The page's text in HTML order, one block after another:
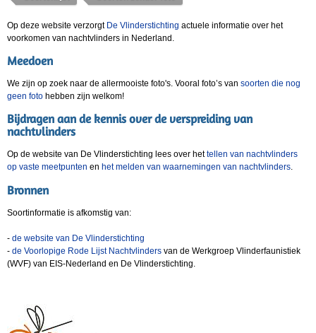
Op deze website verzorgt De Vlinderstichting actuele informatie over het
voorkomen van nachtvlinders in Nederland.
Meedoen
We zijn op zoek naar de allermooiste foto's. Vooral foto’s van soorten die nog
geen foto hebben zijn welkom!
Bijdragen aan de kennis over de verspreiding van
nachtvlinders
Op de website van De Vlinderstichting lees over hettellen van nachtvlinders
op vaste meetpunten en het melden van waarnemingen van nachtvlinders.
Bronnen
Soortinformatie is afkomstig van:
- de website van De Vlinderstichting
- de Voorlopige Rode Lijst Nachtvlinders van de Werkgroep Vlinderfaunistiek
(WVF) van EIS-Nederland en De Vlinderstichting.